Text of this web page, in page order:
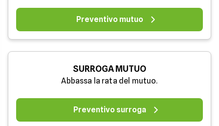
Preventivo mutuo
SURROGA MUTUO
Abbassa la rata del mutuo.
Preventivo surroga